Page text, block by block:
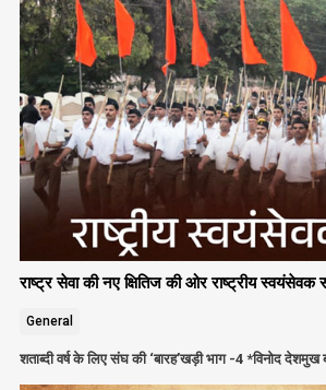
राष्ट्र सेवा की नए क्षितिज की ओर राष्ट्रीय स्वयंसेवक
General
शताब्दी वर्ष के लिए संघ की ‘बारह’खड़ी भाग -4 *विनोद